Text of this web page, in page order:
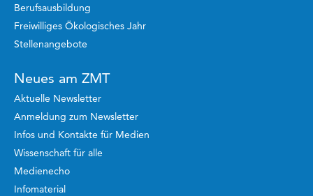
Berufsausbildung
Freiwilliges Ökologisches Jahr
Stellenangebote
Neues am ZMT
Aktuelle Newsletter
Anmeldung zum Newsletter
Infos und Kontakte für Medien
Wissenschaft für alle
Medienecho
Infomaterial